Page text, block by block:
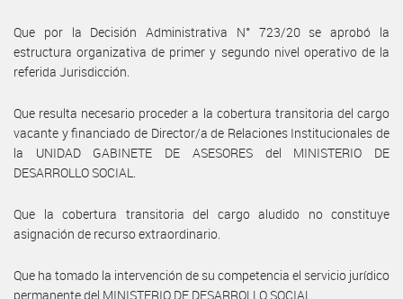
Que por la Decisión Administrativa N° 723/20 se aprobó la
estructura organizativa de primer y segundo nivel operativo de la
referida Jurisdicción.
Que resulta necesario proceder a la cobertura transitoria del cargo
vacante y financiado de Director/a de Relaciones Institucionales de
la UNIDAD GABINETE DE ASESORES del MINISTERIO DE
DESARROLLO SOCIAL.
Que la cobertura transitoria del cargo aludido no constituye
asignación de recurso extraordinario.
Que ha tomado la intervención de su competencia el servicio jurídico
permanente del MINISTERIO DE DESARROLLO SOCIAL.